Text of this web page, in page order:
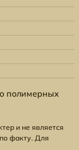
полимерных
и не является
факту. Для